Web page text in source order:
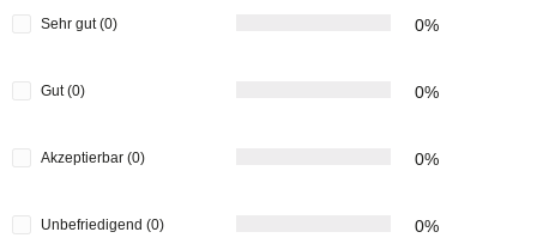
Sehr gut (0) 0%
Gut (0) 0%
Akzeptierbar (0) 0%
Unbefriedigend (0) 0%